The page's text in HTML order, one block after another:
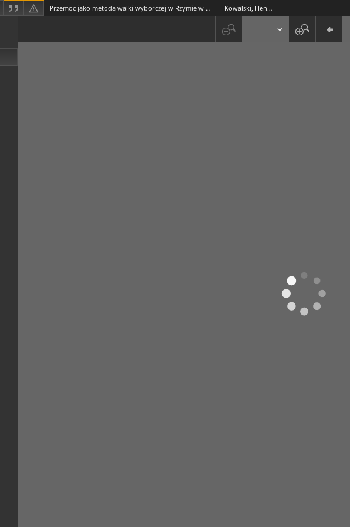
Przemoc jako metoda walki wyborczej w Rzymie w okresie schyłku republiki (78-50 r. p.n.e.) Kowalski, Henryk